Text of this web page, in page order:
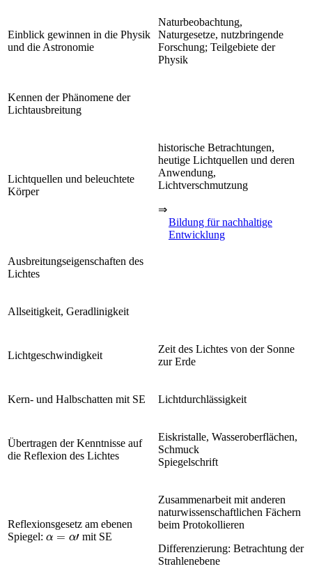
Einblick gewinnen in die Physik
und die Astronomie
Naturbeobachtung,
Naturgesetze, nutzbringende
Forschung; Teilgebiete der
Physik
Kennen der Phänomene der
Lichtausbreitung
Lichtquellen und beleuchtete
Körper
historische Betrachtungen,
heutige Lichtquellen und deren
Anwendung,
Lichtverschmutzung
⇒
Bildung für nachhaltige
Entwicklung
Ausbreitungseigenschaften des
Lichtes
Allseitigkeit, Geradlinigkeit
Lichtgeschwindigkeit
Zeit des Lichtes von der Sonne
zur Erde
Kern- und Halbschatten mit SE Lichtdurchlässigkeit
Übertragen der Kenntnisse auf
die Reflexion des Lichtes
Eiskristalle, Wasseroberflächen,
Schmuck
Spiegelschrift
Reflexionsgesetz am ebenen
Spiegel: α=α' mit SE
Zusammenarbeit mit anderen
naturwissenschaftlichen Fächern
beim Protokollieren
Differenzierung: Betrachtung der
Strahlenebene